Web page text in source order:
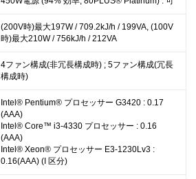
(200V時)最大197W / 709.2kJ/h / 199VA, (100V
時)最大210W / 756kJ/h / 212VA
4ファン構成(非冗長構成時) ; 5ファン構成(冗長
構成時)
Intel® Pentium® プロセッサー G3420 : 0.17
(AAA)
Intel® Core™ i3-4330 プロセッサー : 0.16
(AAA)
Intel® Xeon® プロセッサー E3-1230Lv3 :
0.16(AAA) (I 区分)